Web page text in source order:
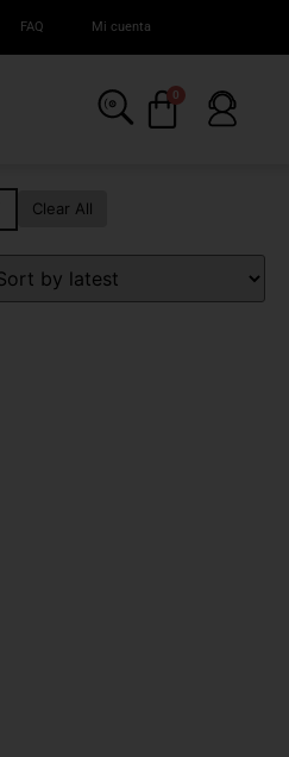
FAQ Mi cuenta
0
Clear All